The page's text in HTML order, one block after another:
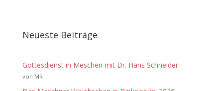
Neueste Beiträge
Gottesdienst in Meschen mit Dr. Hans Schneider
von MR